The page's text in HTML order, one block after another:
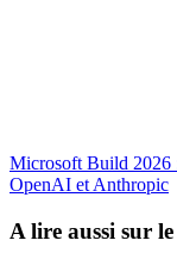
Microsoft Build 2026
OpenAI et Anthropic
A lire aussi sur le